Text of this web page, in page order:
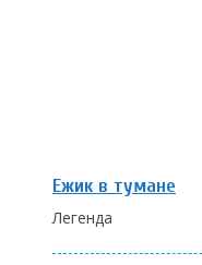
Ежик в тумане
Легенда